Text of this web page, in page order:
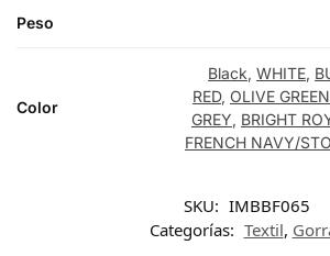
Peso
Color
Black, WHITE,
RED, OLIVE GREEN
GREY, BRIGHT
FRENCH NAVY/
SKU: IMBBF065
Categorías: Textil,